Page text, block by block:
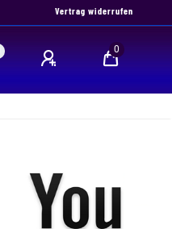
Vertrag widerrufen
0